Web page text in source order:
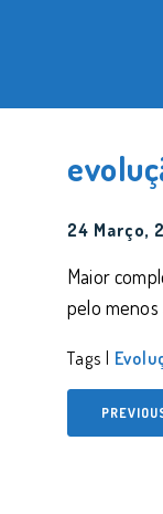
24 Março,
Maior
pelo
Tags |